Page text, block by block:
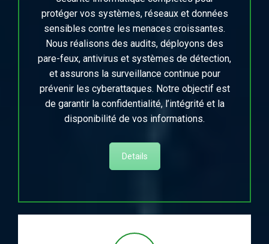
protéger vos systèmes, réseaux et données
sensibles contre les menaces croissantes.
Nous réalisons des audits, déployons des
pare-feux, antivirus et systèmes de détection,
et assurons la surveillance continue pour
prévenir les cyberattaques. Notre objectif est
de garantir la confidentialité, l’intégrité et la
disponibilité de vos informations.
Details